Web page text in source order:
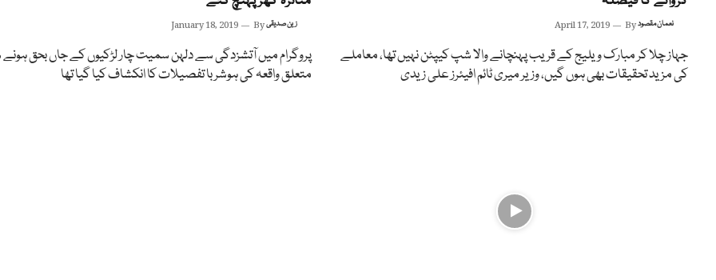
April 17, 2019 Byنعمان مقصود
جہاز چلا کر مبارک ویلیج کے قریب پہنچانے والا شپ کیپٹن نہیں تھا، معاملے
کی مزید تحقیقات بھی ہوں گیں، وزیر میری ٹائم افیئرز علی زیدی
January 18, 2019 Byزین صدیقی
پروگرام میں آتشزدگی سے دلہن سمیت چار لڑکیوں کے جاں بحق
متعلق واقعہ کی ہوشربا تفصیلات کا انکشاف کیا گیا تھا